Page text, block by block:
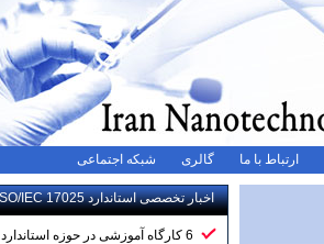
ارتباط با ما گالری شبکه اجتماعی
اخبار تخصصی استاندارد ISO/IEC 17025
6 کارگاه آموزشی در حوزه استاندارد